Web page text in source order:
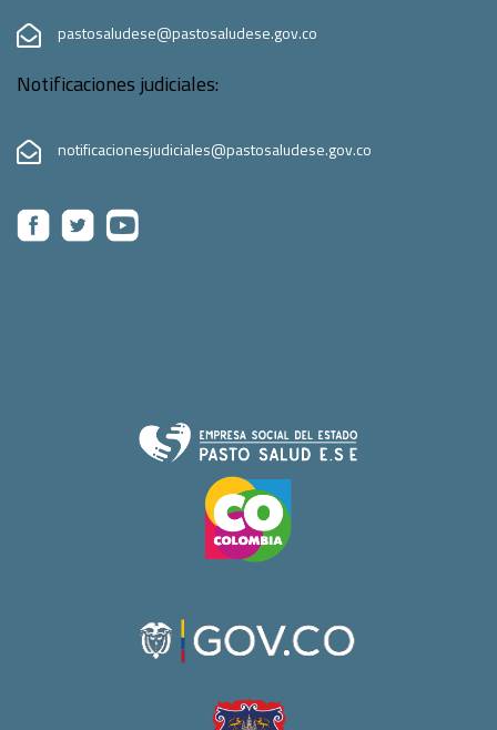
pastosaludese@pastosaludese.gov.co
Notificaciones judiciales:
notificacionesjudiciales@pastosaludese.gov.co